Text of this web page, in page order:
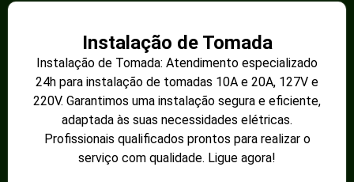
Instalação de Tomada
Instalação de Tomada: Atendimento especializado
24h para instalação de tomadas 10A e 20A, 127V e
220V. Garantimos uma instalação segura e eficiente,
adaptada às suas necessidades elétricas.
Profissionais qualificados prontos para realizar o
serviço com qualidade. Ligue agora!